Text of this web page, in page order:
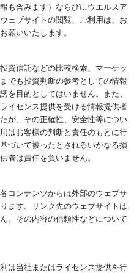
も含みます）ならびにウエルスア
ェブサイトの閲覧、ご利用は、お
願いいたします。
資信託などの比較検索、マーケッ
でも投資判断の参考としての情報
を目的としてはいません。また、
イセンス提供を受ける情報提供者
が、その正確性、安全性等につい
はお客様の判断と責任のもとに行
づいて被ったとされるいかなる損
者は責任を負いません。
コンテンツからは外部のウェブサ
ます。リンク先のウェブサイトは
。その内容の信頼性などについて
は当社またはライセンス提供を行